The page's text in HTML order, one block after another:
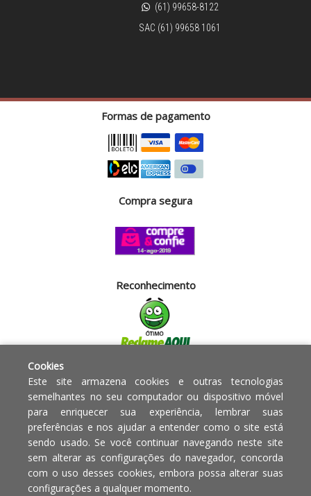
(61) 99658-8122
SAC (61) 99658 1061
Formas de pagamento
Compra segura
Reconhecimento
Powered by:
Copyright © 2010 - 2017 Razão
social Blumenau - RA OBJETOS PARA
O LAR EIRELI CNPJ -
Em caso de divergência de
preços, o valor válido é o do
Cookies
Este site armazena cookies e outras tecnologias
semelhantes no seu computador ou dispositivo móvel
para enriquecer sua experiência, lembrar suas
preferências e nos ajudar a entender como o site está
sendo usado. Se você continuar navegando neste site
sem alterar as configurações do navegador, concorda
com o uso desses cookies, embora possa alterar suas
configurações a qualquer momento.